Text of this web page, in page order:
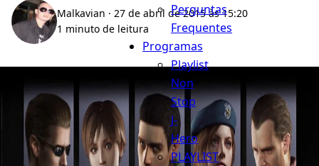
Perguntas
Frequentes
Programas
Playlist
Non
Stop
J-
Hero
PLAYLIST
Malkavian · 27 de abril de 2015 às 15:20
1 minuto de leitura